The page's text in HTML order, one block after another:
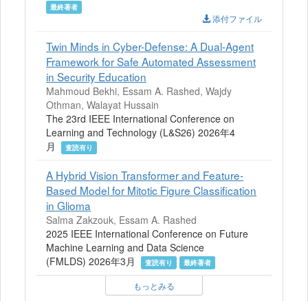
最終著者
添付ファイル
Twin Minds in Cyber-Defense: A Dual-Agent
Framework for Safe Automated Assessment
in Security Education
Mahmoud Bekhi, Essam A. Rashed, Wajdy
Othman, Walayat Hussain
The 23rd IEEE International Conference on
Learning and Technology (L&S26) 2026年4
月
査読有り
A Hybrid Vision Transformer and Feature-
Based Model for Mitotic Figure Classification
in Glioma
Salma Zakzouk, Essam A. Rashed
2025 IEEE International Conference on Future
Machine Learning and Data Science
(FMLDS) 2026年3月
査読有り 最終著者
もっとみる